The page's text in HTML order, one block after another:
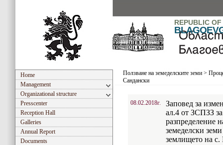
REPUBLIC
Home
Management
Organizational structure
Presscenter
Reception Hall
Galleries
Annual Report
Documents
Ползване на земеделските земи >
Сандански
08.02.2018г.
Заповед за
ал.4 от ЗСПЗЗ
разпределение
земеделски
землището на